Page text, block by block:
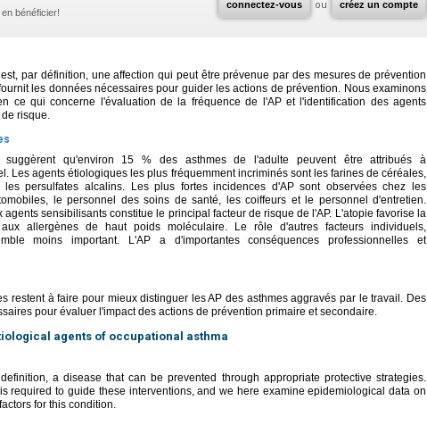
connectez-vous ou créez un compte
bénéficier!
par définition, une affection qui peut être prévenue par des mesures de prévention
les données nécessaires pour guider les actions de prévention. Nous examinons
ce qui concerne l'évaluation de la fréquence de l'AP et l'identification des agents
risque.
suggèrent qu'environ 15 % des asthmes de l'adulte peuvent être attribués à
Les agents étiologiques les plus fréquemment incriminés sont les farines de céréales,
persulfates alcalins. Les plus fortes incidences d'AP sont observées chez les
le personnel des soins de santé, les coiffeurs et le personnel d'entretien.
agents sensibilisants constitue le principal facteur de risque de l'AP. L'atopie favorise la
aux allergènes de haut poids moléculaire. Le rôle d'autres facteurs individuels,
moins important. L'AP a d'importantes conséquences professionnelles et
restent à faire pour mieux distinguer les AP des asthmes aggravés par le travail. Des
pour évaluer l'impact des actions de prévention primaire et secondaire.
agents of occupational asthma
a disease that can be prevented through appropriate protective strategies.
required to guide these interventions, and we here examine epidemiological data on
for this condition.